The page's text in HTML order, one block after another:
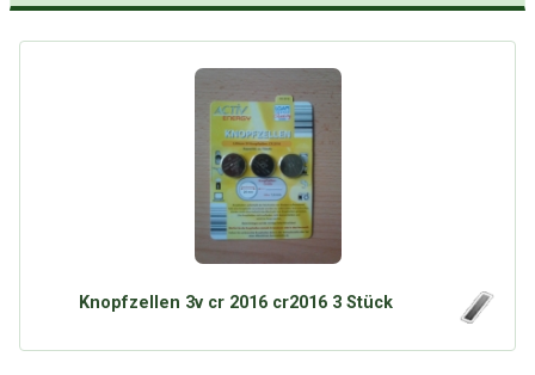
Knopfzellen 3v cr 2016 cr2016 3 Stück